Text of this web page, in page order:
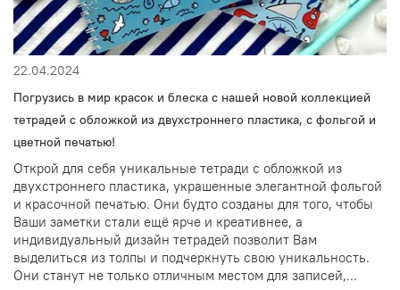
22.04.2024
Погрузись в мир красок и блеска с нашей новой коллекцией
тетрадей с обложкой из двухстроннего пластика, с фольгой и
цветной печатью!
Открой для себя уникальные тетради с обложкой из
двухстроннего пластика, украшенные элегантной фольгой
и красочной печатью. Они будто созданы для того, чтобы
Ваши заметки стали ещё ярче и креативнее, а
индивидуальный дизайн тетрадей позволит Вам
выделиться из толпы и подчеркнуть свою уникальность.
Они станут не только отличным местом для записей,...